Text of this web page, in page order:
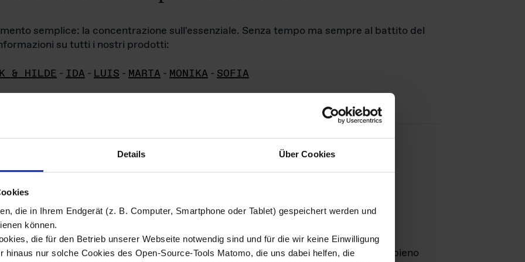
Details Über Cookies
die in Ihrem Endgerät (z. B. Computer, Smartphone oder Tablet) gespeichert werden und
können.
die für den Betrieb unserer Webseite notwendig sind und für die wir keine Einwilligung
hinaus nur solche Cookies des Open-Source-Tools Matomo, die uns dabei helfen, die
semplice: la concentrazione sull'essenziale. Senza tempo ma sempre al battito del
su tutti i nostri prodotti:
& HILDE - IDA - LUIS - MARTA - MONIKA - SOFIA
di immagini
materiale fotografico sono detenuti daDas ganze LebenGmbH e rimangono in pieno